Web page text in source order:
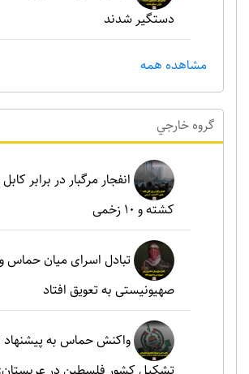
دستگیر شدند
مشاهده همه
گروه خارجي
کشته و ۱۰ زخمی
تبادل اسرای میان حماس
صهیونیستی به تعویق افتاد
واکنش حماس به پیشنهاد